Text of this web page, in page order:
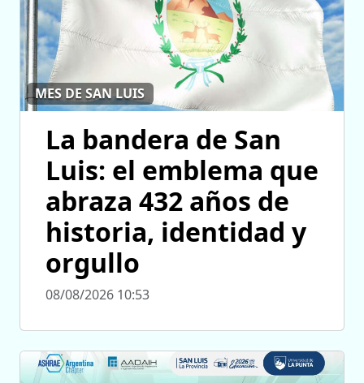
MES DE SAN LUIS
La bandera de San
Luis: el emblema que
abraza 432 años de
historia, identidad y
orgullo
08/08/2026 10:53